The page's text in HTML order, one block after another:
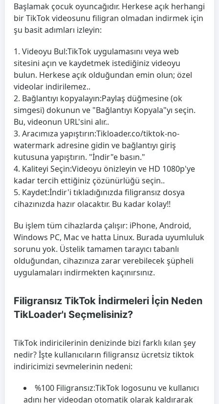
Başlamak çocuk oyuncağıdır. Herkese açık herhangi
bir TikTok videosunu filigran olmadan indirmek için
şu basit adımları izleyin:
Videoyu Bul:TikTok uygulamasını veya web
sitesini açın ve kaydetmek istediğiniz videoyu
bulun. Herkese açık olduğundan emin olun; özel
videolar indirilemez..
Bağlantıyı kopyalayın:Paylaş düğmesine (ok
simgesi) dokunun ve "Bağlantıyı Kopyala"yı seçin.
Bu, videonun URL'sini alır..
Aracımıza yapıştırın:Tikloader.co/tiktok-no-
watermark adresine gidin ve bağlantıyı giriş
kutusuna yapıştırın. "İndir"e basın."
Kaliteyi Seçin:Videoyu önizleyin ve HD 1080p'ye
kadar tercih ettiğiniz çözünürlüğü seçin..
Kaydet:İndir'i tıkladığınızda filigransız dosya
cihazınızda hazır olacaktır. Bu kadar kolay!!
Bu işlem tüm cihazlarda çalışır: iPhone, Android,
Windows PC, Mac ve hatta Linux. Burada uyumluluk
sorunu yok. Üstelik tamamen tarayıcı tabanlı
olduğundan, cihazınıza zarar verebilecek şüpheli
uygulamaları indirmekten kaçınırsınız.
Filigransız TikTok İndirmeleri İçin Neden
TikLoader'ı Seçmelisiniz?
TikTok indiricilerinin denizinde bizi farklı kılan şey
nedir? İşte kullanıcıların filigransız ücretsiz tiktok
indiricimizi sevmelerinin nedeni:
%100 Filigransız:TikTok logosunu ve kullanıcı
adını her videodan otomatik olarak kaldırarak